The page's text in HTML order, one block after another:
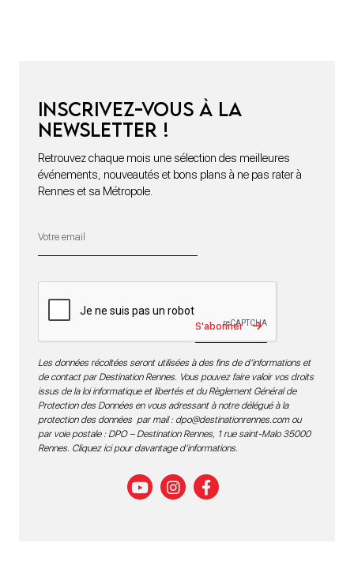
Inscrivez-vous à la
newsletter !
Retrouvez chaque mois une sélection des meilleures
événements, nouveautés et bons plans à ne pas rater à
Rennes et sa Métropole.
S'abonner
Les données récoltées seront utilisées à des fins de d’informations et
de contact par Destination Rennes. Vous pouvez faire valoir vos droits
issus de la loi informatique et libertés et du Règlement Général de
Protection des Données en vous adressant à notre délégué à la
protection des données par mail : dpo@destinationrennes.comou
par voie postale : DPO – Destination Rennes, 1 rue saint-Malo 35000
Rennes. Cliquez ici pour davantage d’informations.